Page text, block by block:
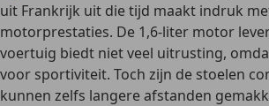
uit Frankrijk uit die tijd maakt indruk
motorprestaties. De 1,6-liter motor
voertuig biedt niet veel uitrusting,
voor sportiviteit. Toch zijn de stoelen
kunnen zelfs langere afstanden